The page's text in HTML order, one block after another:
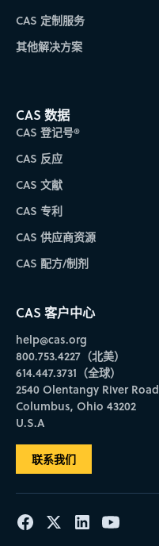
CAS 定制服务
其他解决方案
CAS 数据
CAS 登记号®
CAS 反应
CAS 文献
CAS 专利
CAS 供应商资源
CAS 配方/制剂
CAS 客户中心
help@cas.org
800.753.4227（北美）
614.447.3731（全球）
2540 Olentangy River Road
Columbus, Ohio 43202
U.S.A
联系我们